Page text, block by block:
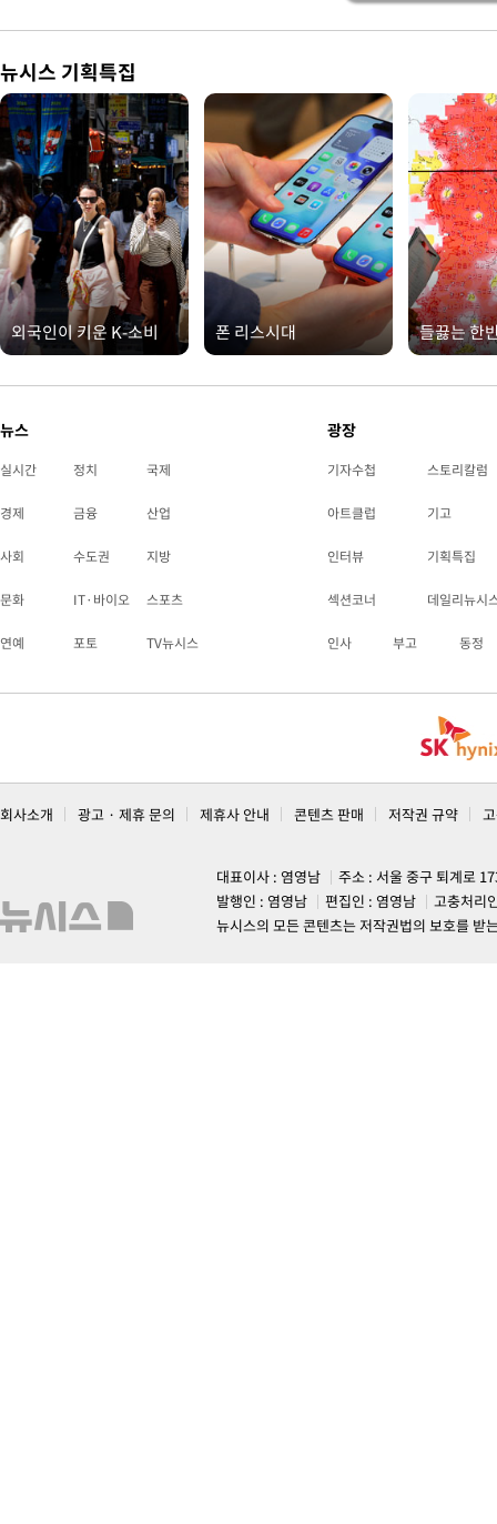
뉴시스 기획특집
외국인이 키운 K-소비 폰 리스시대 들끓는 한
뉴스
실시간 정치 국제
경제 금융 산업
사회 수도권 지방
문화 IT·바이오 스포츠
연예 포토 TV뉴시스
광장
기자수첩 스토리칼럼
아트클럽 기고
인터뷰 기획특집
섹션코너 데일리뉴시
인사 부고 동정
회사소개 광고 · 제휴 문의 제휴사 안내 콘텐츠 판매 저작권 규약
대표이사 : 염영남
주소 : 서울 중구 퇴계로
발행인 : 염영남
편집인 : 염영남
고충처리
뉴시스의 모든 콘텐츠는 저작권법의 보호를